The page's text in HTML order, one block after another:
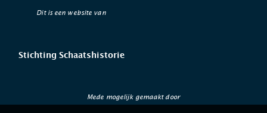
Dit is een website van
Stichting Schaatshistorie
Mede mogelijk gemaakt door